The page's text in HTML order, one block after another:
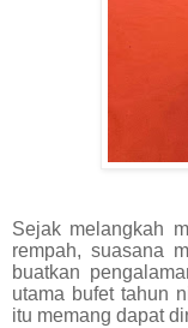
Sejak melangkah
rempah, suasana
buatkan
utama bufet tahun
itu memang dapat